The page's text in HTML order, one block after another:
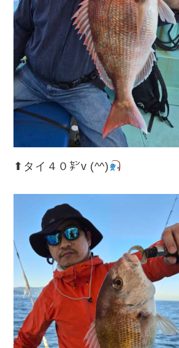
⬆︎タイ４０㌢v (^^)